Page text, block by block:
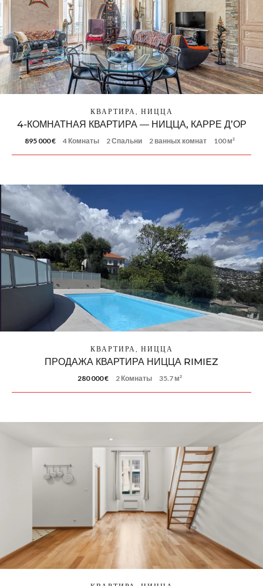
КВАРТИРА, НИЦЦА
4-КОМНАТНАЯ КВАРТИРА — НИЦЦА, КАРРЕ Д’ОР
895 000 € 4 Комнаты 2 Спальни 2 ванных комнат 100 м²
КВАРТИРА, НИЦЦА
ПРОДАЖА КВАРТИРА НИЦЦА RIMIEZ
280 000 € 2 Комнаты 35.7 м²